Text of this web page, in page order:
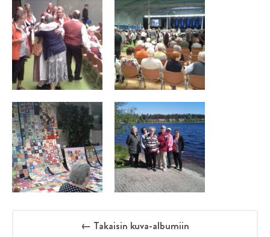
← Takaisin kuva-albumiin